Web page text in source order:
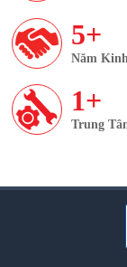
5+
Năm
1+
Trung